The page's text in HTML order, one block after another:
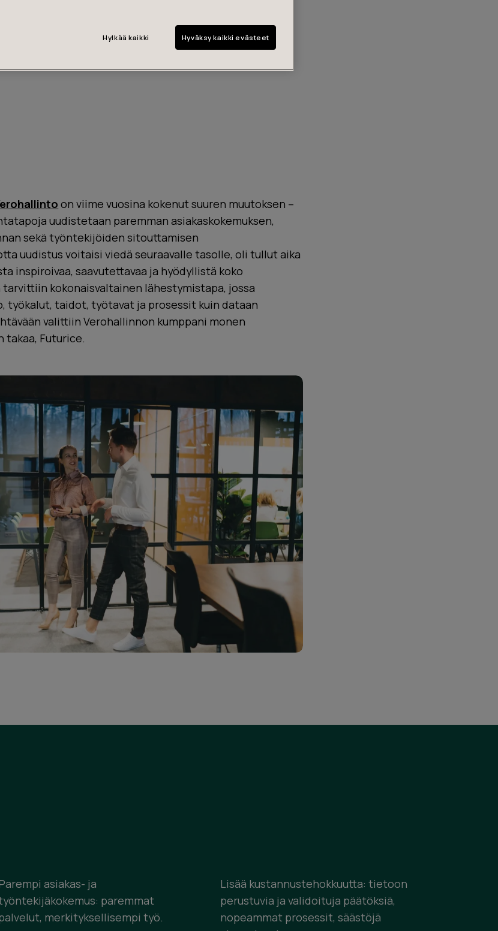
on viime vuosina kokenut suuren muutoksen –
uudistetaan paremman asiakaskokemuksen,
sekä työntekijöiden sitouttamisen
uudistus voitaisi viedä seuraavalle tasolle, oli tullut aika
inspiroivaa, saavutettavaa ja hyödyllistä koko
kokonaisvaltainen lähestymistapa, jossa
työkalut, taidot, työtavat ja prosessit kuin dataan
valittiin Verohallinnon kumppani monen
takaa, Futurice.
asiakas- ja
paremmat
merkityksellisempi työ.
Lisää kustannustehokkuutta: tietoon
perustuvia ja validoituja päätöksiä,
nopeammat prosessit, säästöjä
Hylkää kaikki Hyväksy kaikki evästeet